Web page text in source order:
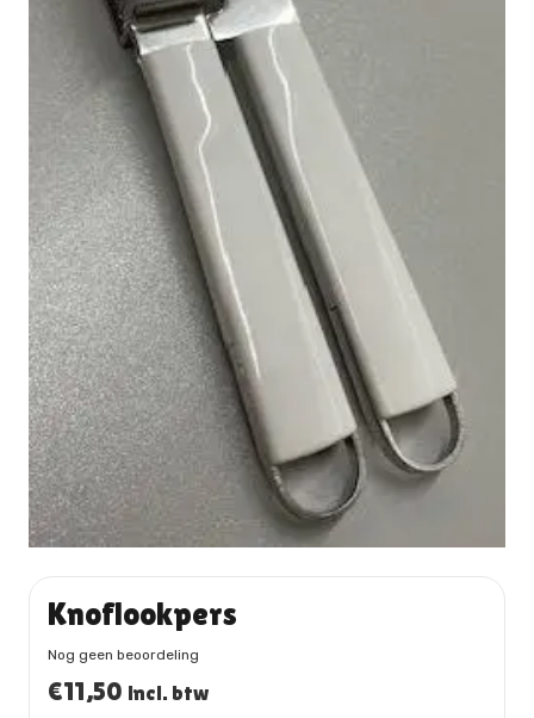
Knoflookpers
Nog geen beoordeling
€11,50 incl. btw